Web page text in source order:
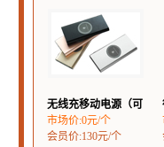
无线充移动电源（可
市场价:0元/个
会员价:130元/个